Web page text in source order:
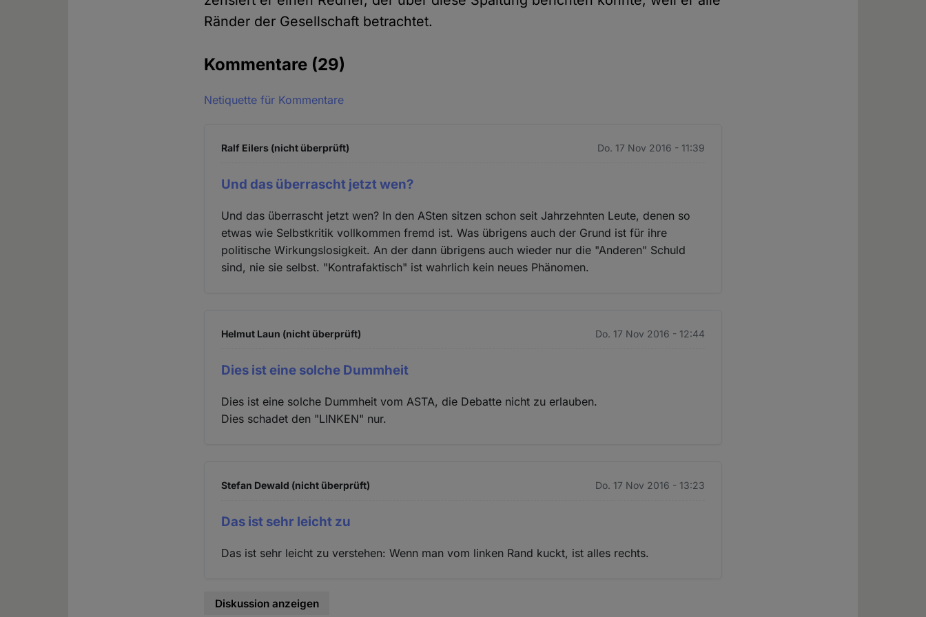
Ränder der Gesellschaft betrachtet.
Kommentare (29)
Netiquette für Kommentare
Ralf Eilers (nicht überprüft) Do. 17 Nov 2016 - 11:39
Und das überrascht jetzt wen?
Und das überrascht jetzt wen? In den ASten sitzen schon seit Jahrzehnten Leute, denen so
etwas wie Selbstkritik vollkommen fremd ist. Was übrigens auch der Grund ist für ihre
politische Wirkungslosigkeit. An der dann übrigens auch wieder nur die "Anderen" Schuld
sind, nie sie selbst. "Kontrafaktisch" ist wahrlich kein neues Phänomen.
Helmut Laun (nicht überprüft) Do. 17 Nov 2016 - 12:44
Dies ist eine solche Dummheit
Dies ist eine solche Dummheit vom ASTA, die Debatte nicht zu erlauben.
Dies schadet den "LINKEN" nur.
Stefan Dewald (nicht überprüft) Do. 17 Nov 2016 - 13:23
Das ist sehr leicht zu
Das ist sehr leicht zu verstehen: Wenn man vom linken Rand kuckt, ist alles rechts.
Diskussion anzeigen